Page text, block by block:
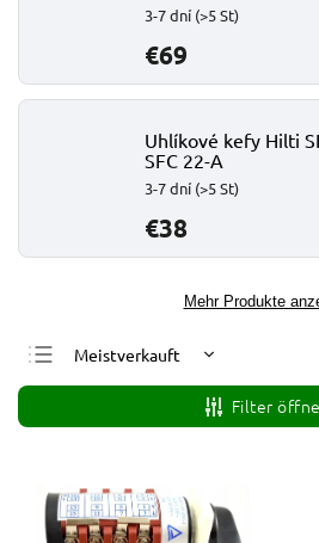
3-7 dní (>5 St)
€69
Uhlíkové kefy Hilti
SFC 22-A
3-7 dní (>5 St)
€38
Mehr Produkte
Meistverkauft
Günstigste
Teuerste
Filter